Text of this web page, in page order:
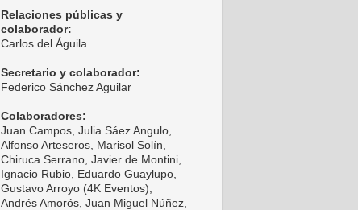
Relaciones públicas y
colaborador:
Carlos del Águila
Secretario y colaborador:
Federico Sánchez Aguilar
Colaboradores:
Juan Campos, Julia Sáez Angulo,
Alfonso Arteseros, Marisol Solín,
Chiruca Serrano, Javier de Montini,
Ignacio Rubio, Eduardo Guaylupo,
Gustavo Arroyo (4K Eventos),
Andrés Amorós, Juan Miguel Núñez,